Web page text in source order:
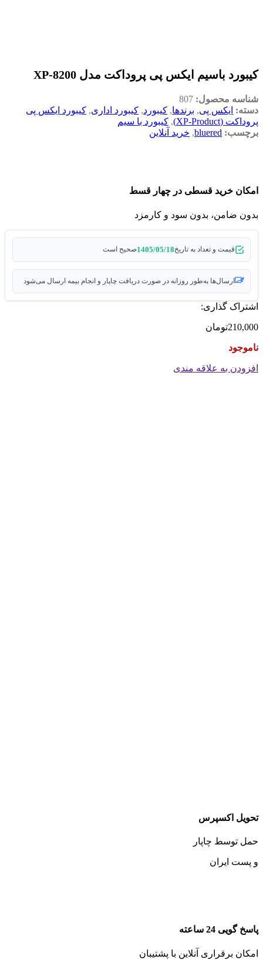
کیبورد باسیم ایکس پی پروداکت مدل XP-8200
شناسه محصول: 807
دسته: ایکس پی, برندها, کیبورد, کیبورد اداری, کیبورد ایکس پی
پروداکت (XP-Product)
, کیبورد با سیم
برچسب: bluered
, خرید آنلاین
امکان خرید قسطی در چهار قسط
بدون ضامن، بدون سود و کارمزد
قیمت و تعداد به تاریخ1405/05/18صحیح است
ارسال‌ها به‌طور روزانه در صورت دریافت چاپار و انجام بیمه ارسال می‌شود
اشتراک گذاری:
210,000تومان
ناموجود
افزودن به علاقه مندی
تحویل اکسپرس
حمل توسط چاپار
و پست ایران
پاسخ گویی 24 ساعته
امکان برقراری آنلاین با پشتیبان